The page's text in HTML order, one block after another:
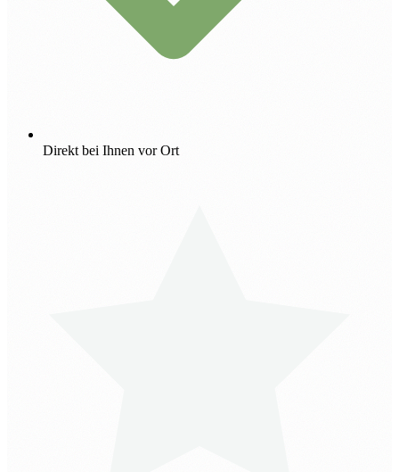
Direkt bei Ihnen vor Ort